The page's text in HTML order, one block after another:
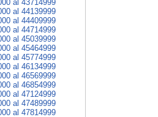
al 43714999
al 44139999
al 44409999
al 44714999
al 45039999
al 45464999
al 45774999
al 46134999
al 46569999
al 46854999
al 47124999
al 47489999
al 47814999